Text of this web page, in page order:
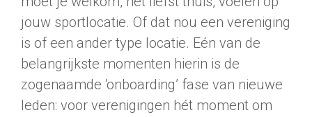
jouw sportlocatie. Of dat nou een vereniging
is of een ander type locatie. Eén van de
belangrijkste momenten hierin is de
zogenaamde ‘onboarding’ fase van nieuwe
leden: voor verenigingen hét moment om